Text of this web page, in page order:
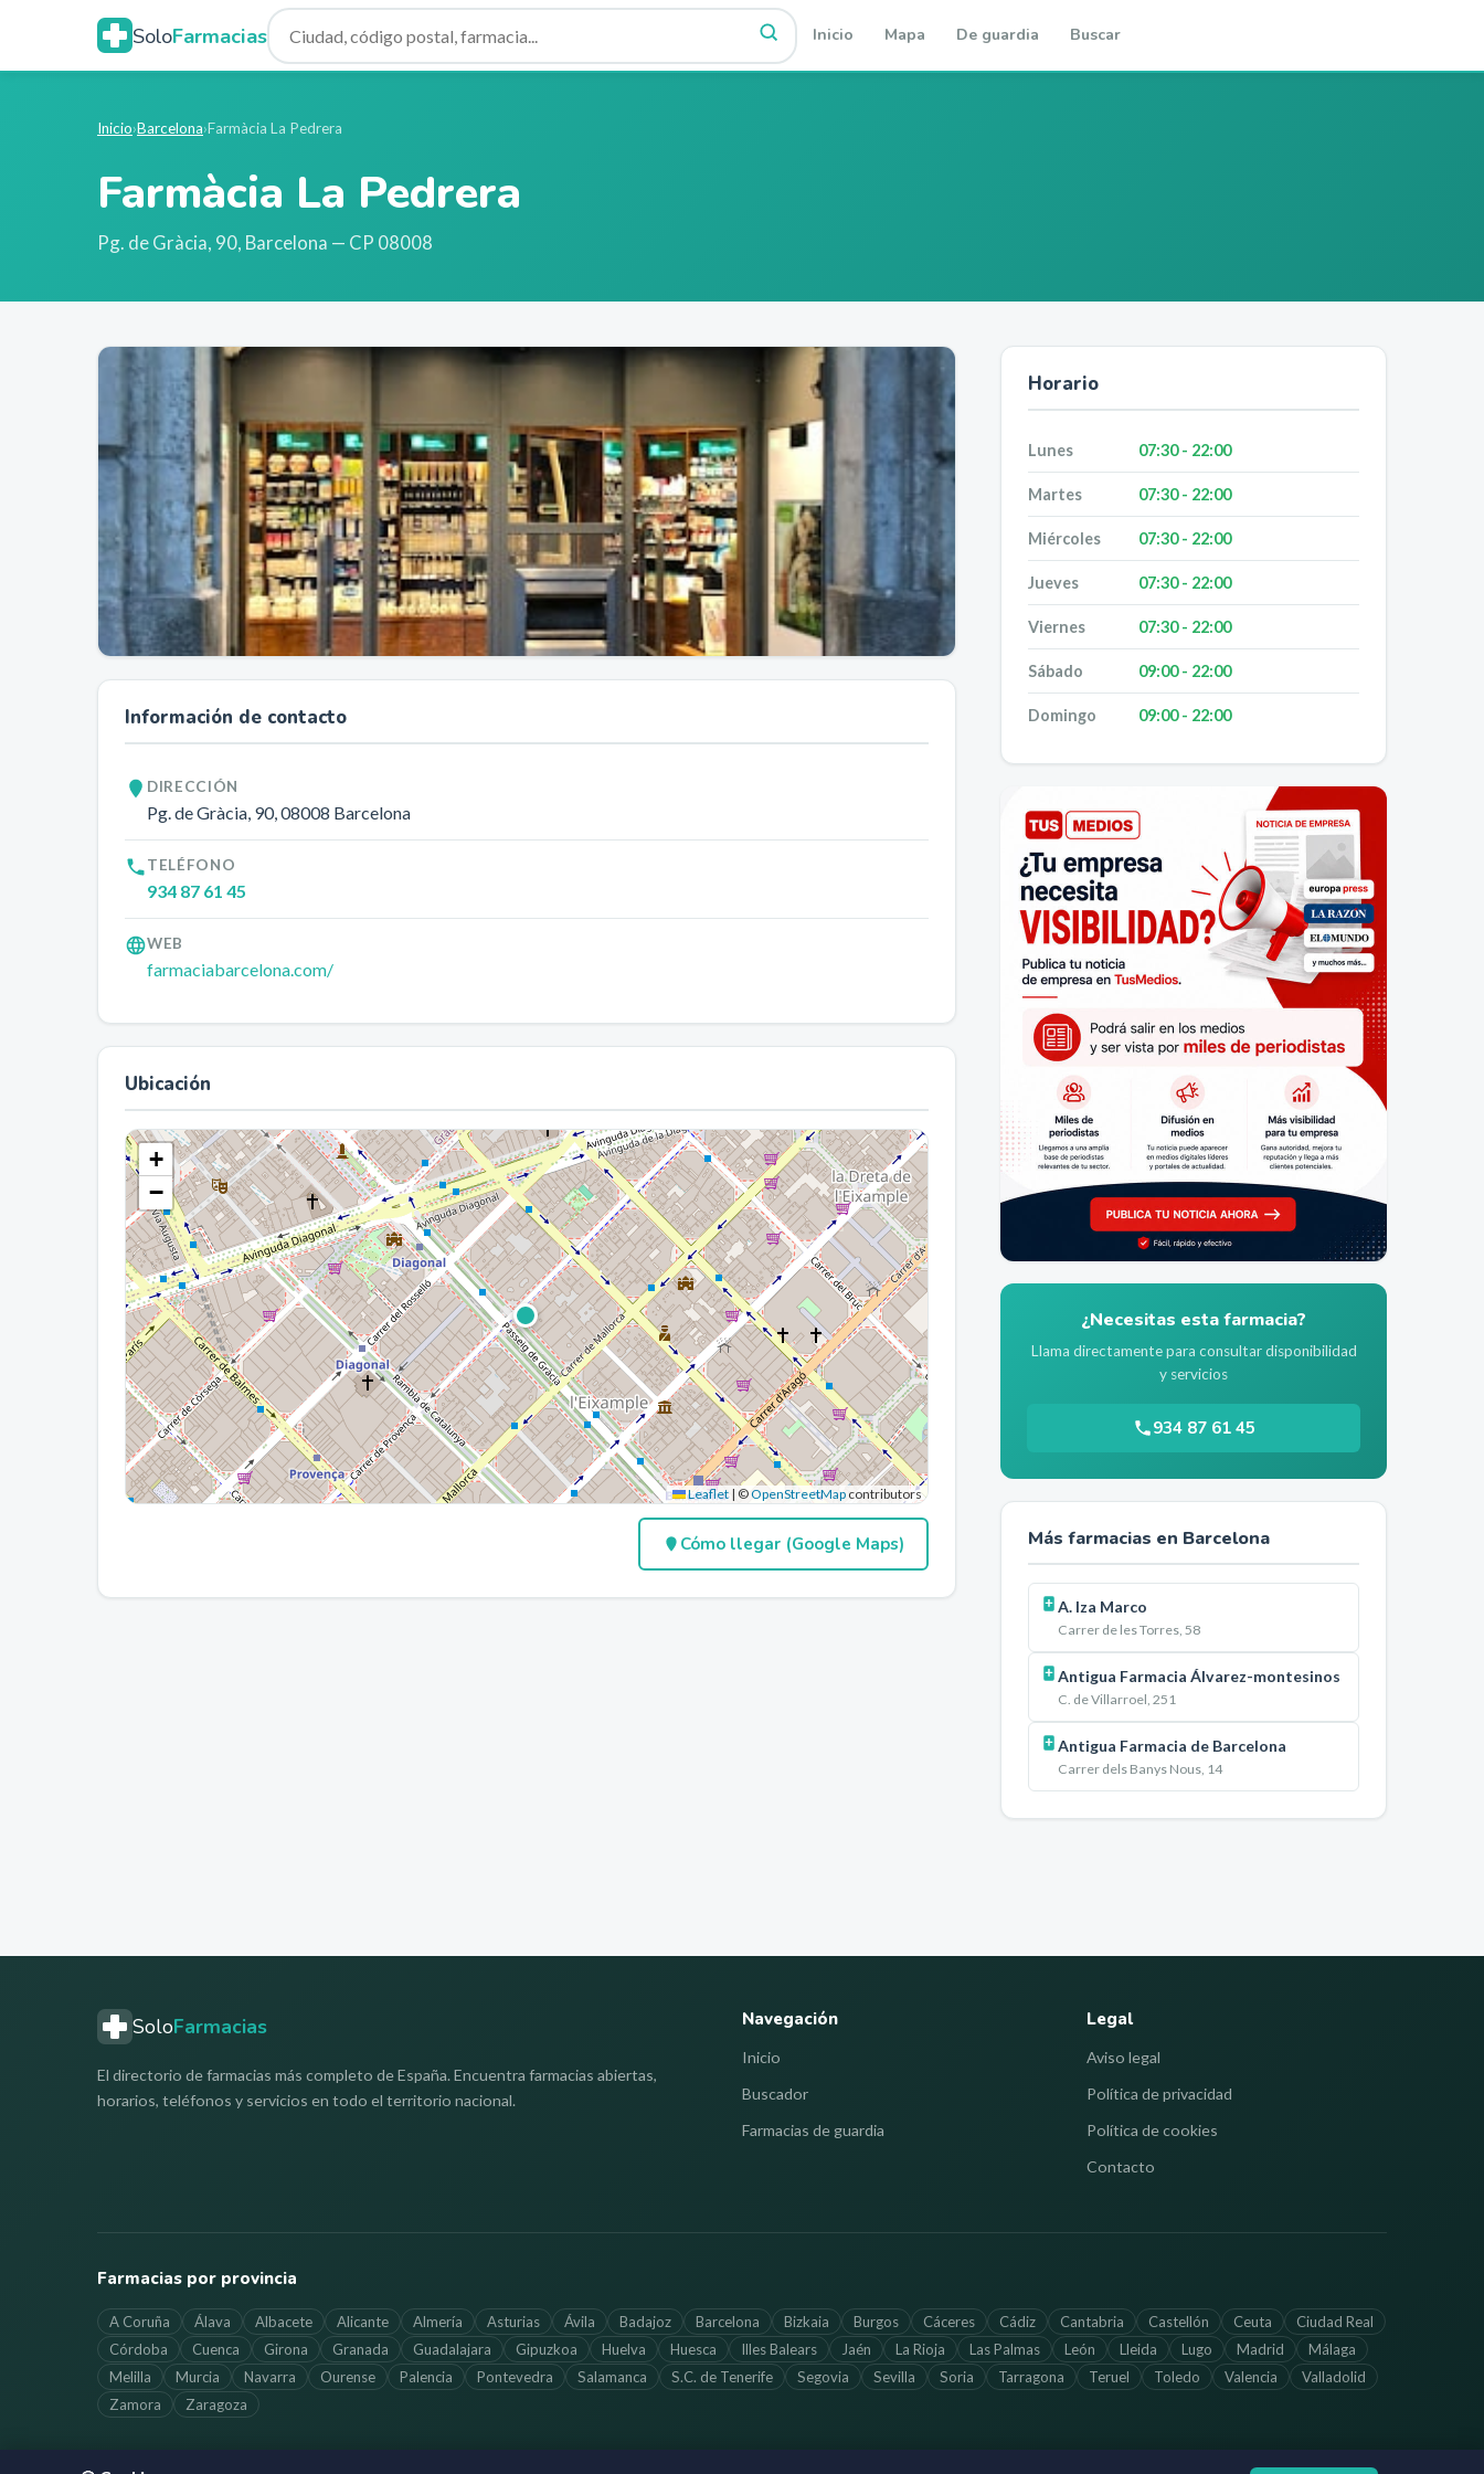
SoloFarmacias Inicio Mapa De guardia Buscar
Inicio›Barcelona›Farmàcia La Pedrera
Farmàcia La Pedrera
Pg. de Gràcia, 90, Barcelona — CP 08008
Información de contacto
DIRECCIÓN
Pg. de Gràcia, 90, 08008 Barcelona
TELÉFONO
934 87 61 45
WEB
farmaciabarcelona.com/
Ubicación
+
−
Leaflet | ©OpenStreetMap contributors
Cómo llegar (Google Maps)
Horario
Lunes 07:30 - 22:00
Martes 07:30 - 22:00
Miércoles 07:30 - 22:00
Jueves 07:30 - 22:00
Viernes 07:30 - 22:00
Sábado 09:00 - 22:00
Domingo 09:00 - 22:00
¿Necesitas esta farmacia?
Llama directamente para consultar disponibilidad
y servicios
934 87 61 45
Más farmacias en Barcelona
A. Iza Marco
Carrer de les Torres, 58
Antigua Farmacia Álvarez-montesinos
C. de Villarroel, 251
Antigua Farmacia de Barcelona
Carrer dels Banys Nous, 14
SoloFarmacias
El directorio de farmacias más completo de España. Encuentra farmacias abiertas,
horarios, teléfonos y servicios en todo el territorio nacional.
Navegación
Inicio
Buscador
Farmacias de guardia
Legal
Aviso legal
Política de privacidad
Política de cookies
Contacto
Farmacias por provincia
A Coruña Álava Albacete Alicante Almería Asturias Ávila Badajoz Barcelona Bizkaia Burgos Cáceres Cádiz Cantabria Castellón Ceuta
Ciudad Real
Córdoba
Cuenca Girona Granada Guadalajara Gipuzkoa Huelva Huesca Illes Balears Jaén La Rioja Las Palmas León Lleida Lugo Madrid
Málaga
Melilla
Murcia Navarra Ourense Palencia Pontevedra Salamanca S.C. de Tenerife Segovia Sevilla Soria Tarragona Teruel Toledo Valencia
Valladolid
Zamora
Zaragoza